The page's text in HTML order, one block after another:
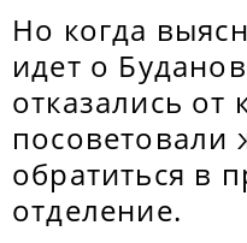
Но когда
идет о
отказались
посоветовали
обратиться в
отделение.